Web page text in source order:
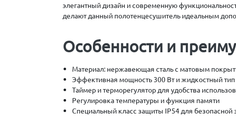
элегантный дизайн и современную
делают данный полотенцесушитель идеальным
Особенности и
Материал: нержавеющая сталь с матовым
Эффективная мощность 300 Вт и жидкостный тип
Таймер и терморегулятор для удобства
Регулировка температуры и функция памяти
Специальный класс защиты IP54 для безопасной